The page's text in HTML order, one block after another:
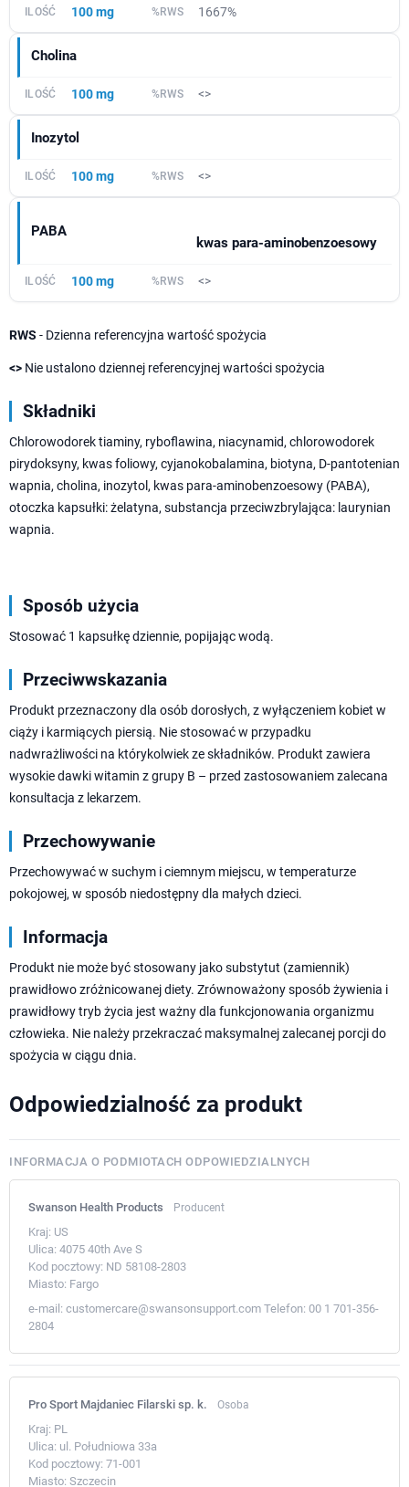
100 mg 1667%
Cholina
100 mg <>
Inozytol
100 mg <>
PABA
kwas para-aminobenzoesowy
100 mg <>
RWS - Dzienna referencyjna wartość spożycia
<> Nie ustalono dziennej referencyjnej wartości spożycia
Składniki
Chlorowodorek tiaminy, ryboflawina, niacynamid, chlorowodorek
pirydoksyny, kwas foliowy, cyjanokobalamina, biotyna, D-pantotenian
wapnia, cholina, inozytol, kwas para-aminobenzoesowy (PABA),
otoczka kapsułki: żelatyna, substancja przeciwzbrylająca: laurynian
wapnia.
Sposób użycia
Stosować 1 kapsułkę dziennie, popijając wodą.
Przeciwwskazania
Produkt przeznaczony dla osób dorosłych, z wyłączeniem kobiet w
ciąży i karmiących piersią. Nie stosować w przypadku
nadwrażliwości na którykolwiek ze składników. Produkt zawiera
wysokie dawki witamin z grupy B – przed zastosowaniem zalecana
konsultacja z lekarzem.
Przechowywanie
Przechowywać w suchym i ciemnym miejscu, w temperaturze
pokojowej, w sposób niedostępny dla małych dzieci.
Informacja
Produkt nie może być stosowany jako substytut (zamiennik)
prawidłowo zróżnicowanej diety. Zrównoważony sposób żywienia i
prawidłowy tryb życia jest ważny dla funkcjonowania organizmu
człowieka. Nie należy przekraczać maksymalnej zalecanej porcji do
spożycia w ciągu dnia.
Odpowiedzialność za produkt
INFORMACJA O PODMIOTACH ODPOWIEDZIALNYCH
Swanson Health Products Producent
Kraj: US
Ulica: 4075 40th Ave S
Kod pocztowy: ND 58108-2803
Miasto: Fargo
e-mail: customercare@swansonsupport.com Telefon: 00 1 701-356-
2804
Pro Sport Majdaniec Filarski sp. k. Osoba
Kraj: PL
Ulica: ul. Południowa 33a
Kod pocztowy: 71-001
Miasto: Szczecin